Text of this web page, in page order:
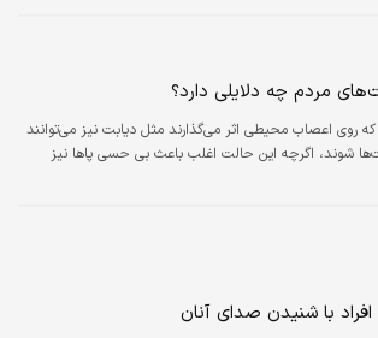
آنها بیابند. برای انجام این بررسی دو ایمپلنت در ابعاد
ثبت شود. از این طریق ضبط و…
مردم چه دلایلی دارد؟
که روی اعصاب محیطی اثر می‌گذارند مثل دیابت نیز می‌توانند
شوند، اگرچه این حالت اغلب باعث بی حسی پاها نیز
با شنیدن صدای آنان